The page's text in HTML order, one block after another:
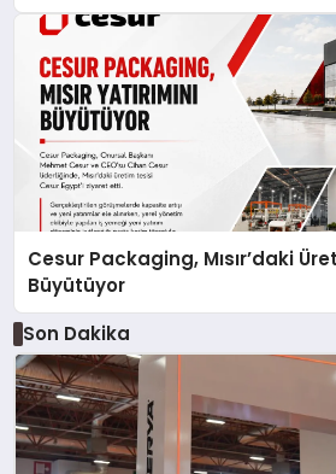
Cesur Packaging, Mısır’daki
Büyütüyor
Son Dakika